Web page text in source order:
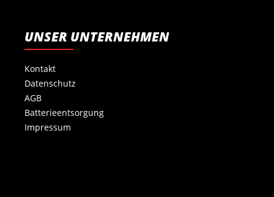
UNSER UNTERNEHMEN
Kontakt
Datenschutz
AGB
Batterieentsorgung
Impressum